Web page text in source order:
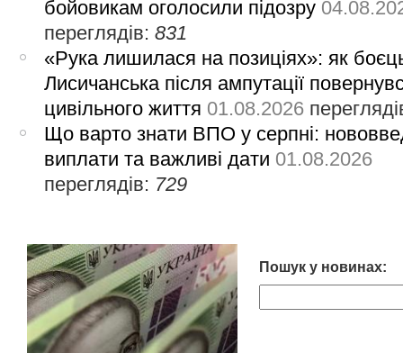
бойовикам оголосили підозру
переглядів:831
«Рука лишилася на позиціях»: як
Лисичанська після ампутації
цивільного життя 01.08.2026
Що варто знати ВПО у серпні:
виплати та важливі дати 01.08.2026
переглядів: 729
Пошук у новинах: